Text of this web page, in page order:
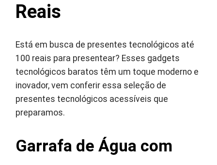
Reais
Está em busca de presentes tecnológicos até
100 reais para presentear? Esses gadgets
tecnológicos baratos têm um toque moderno e
inovador, vem conferir essa seleção de
presentes tecnológicos acessíveis que
preparamos.
Garrafa de Água com